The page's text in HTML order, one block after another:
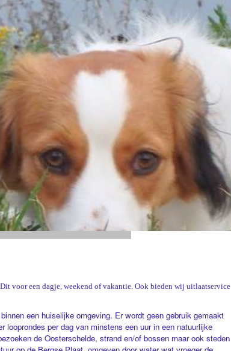
voor een dagje, weekend of vakantie. Ook bieden wij uitlaatservice
een huiselijke omgeving. Er wordt geen gebruik gemaakt
per dag van minstens een uur in een natuurlijke
de Oosterschelde, strand en/of bossen maar ook steden